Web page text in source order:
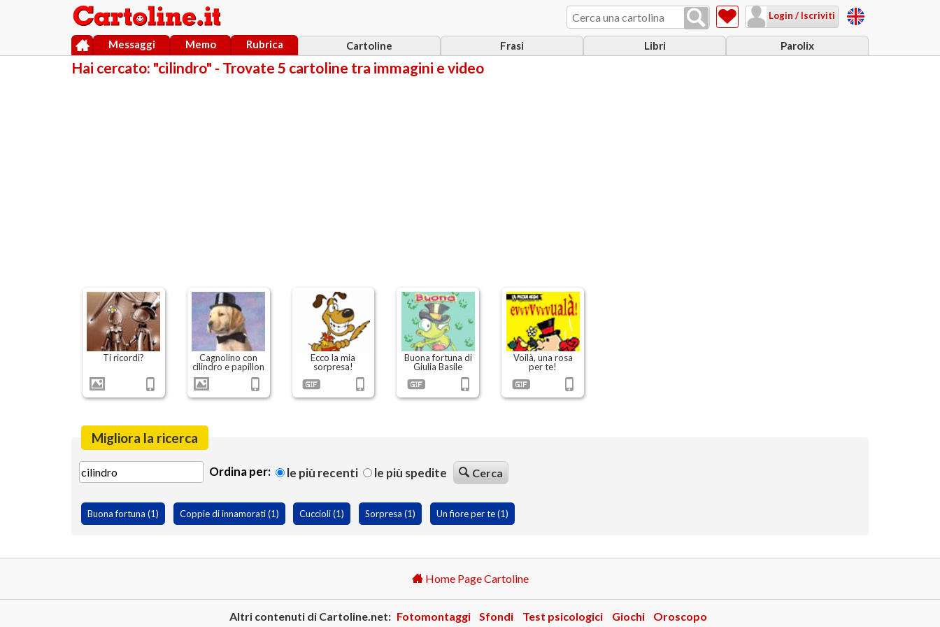
Login / Iscriviti
Cartoline Frasi Libri Parolix
Messaggi Memo Rubrica
Hai cercato: "cilindro" - Trovate 5 cartoline tra immagini e video
Ti ricordi?
Cagnolino con
cilindro e papillon
Ecco la mia
sorpresa!
Buona fortuna di
Giulia Basile
Voilà, una rosa
per te!
Migliora la ricerca
Ordina per: le più recenti le più spedite Cerca
Buona fortuna (1) Coppie di innamorati (1) Cuccioli (1) Sorpresa (1) Un fiore per te (1)
Home Page Cartoline
Altri contenuti di Cartoline.net: Fotomontaggi Sfondi Test psicologici Giochi Oroscopo